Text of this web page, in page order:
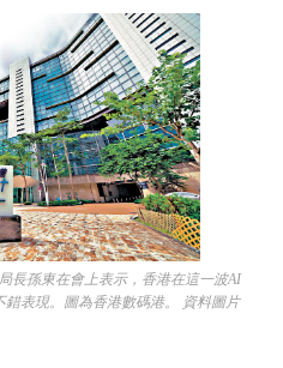
長孫東在會上表示，香港在這一波AI
表現。圖為香港數碼港。 資料圖片